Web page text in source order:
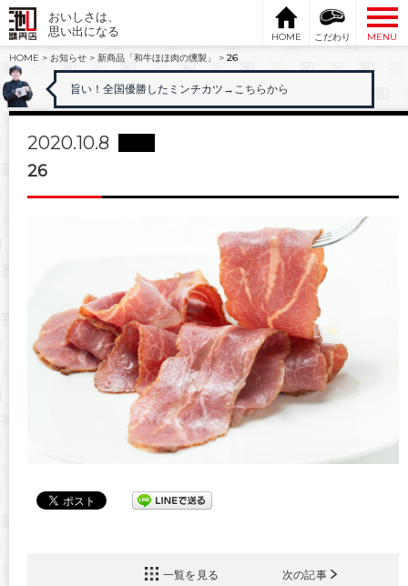
おいしさは、
思い出になる
HOME こだわり
MENU
HOME > お知らせ > 新商品「和牛ほほ肉の燻製」 > 26
旨い！全国優勝したミンチカツ →こちらから
2020.10.8
26
一覧を見る 次の記事